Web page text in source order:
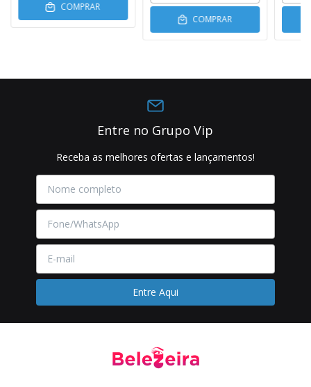
COMPRAR
COMPRAR
Entre no Grupo Vip
Receba as melhores ofertas e lançamentos!